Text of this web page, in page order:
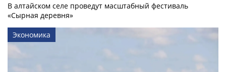
В алтайском селе проведут масштабный фестиваль
«Сырная деревня»
Экономика